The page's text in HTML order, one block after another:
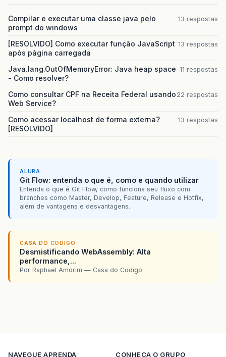
Compilar e executar uma classe java pelo
prompt do windows
13 respostas
[RESOLVIDO] Como executar função JavaScript
após página carregada
13 respostas
Java.lang.OutOfMemoryError: Java heap space
- Como resolver?
11 respostas
Como consultar CPF na Receita Federal usando
Web Service?
22 respostas
Como acessar localhost de forma externa?
[RESOLVIDO]
13 respostas
ALURA
Git Flow: entenda o que é, como e quando utilizar
Entenda o que é Git Flow, como funciona seu fluxo com
branches como Master, Develop, Feature, Release e Hotfix,
além de vantagens e desvantagens.
CASA DO CODIGO
Desmistificando WebAssembly: Alta
performance,...
Por Raphael Amorim — Casa do Codigo
NAVEGUE APRENDA CONHECA O GRUPO